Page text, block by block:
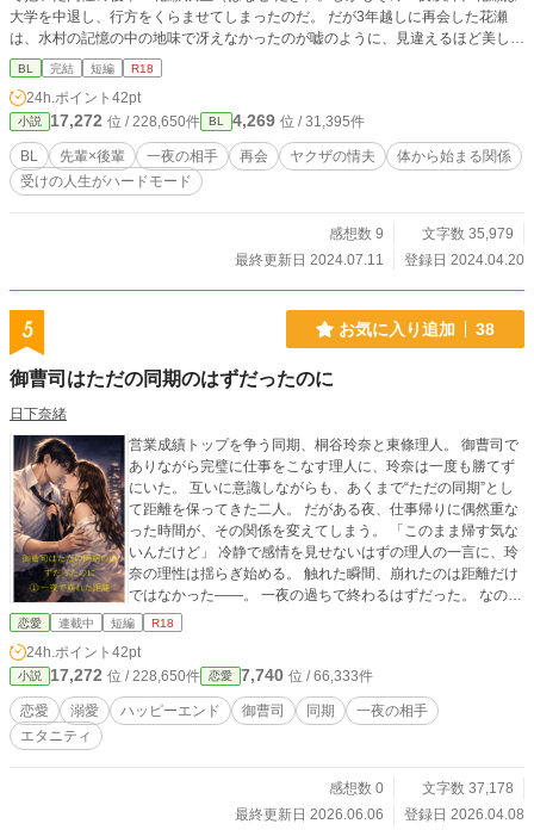
大学を中退し、行方をくらませてしまったのだ。 だが3年越しに再会した花瀬
は、水村の記憶の中の地味で冴えなかったのが嘘のように、見違えるほど美しく
洗練された姿に。しかも紆余曲折の末、裏の世界の人間の情人となっていた...。
過去、一夜を共にしただけの先輩と後輩が3年ぶりの再会は、偶然か必然か。 ※
数話で終わる激短編。
BL 完結 短編 R18
24h.ポイント 42pt
小説 17,272 位 / 228,650件 BL 4,269 位 / 31,395件
BL 先輩×後輩 一夜の相手 再会 ヤクザの情夫
体から始まる関係
受けの人生がハードモード
感想数 9
文字数 35,979
最終更新日 2024.07.11
登録日 2024.04.20
5 お気に入り追加 38
御曹司はただの同期のはずだったのに
日下奈緒
営業成績トップを争う同期、桐谷玲奈と東條理人。 御曹司で
ありながら完璧に仕事をこなす理人に、玲奈は一度も勝てず
にいた。 互いに意識しながらも、あくまで“ただの同期”とし
て距離を保ってきた二人。 だがある夜、仕事帰りに偶然重な
った時間が、その関係を変えてしまう。 「このまま帰す気な
いんだけど」 冷静で感情を見せないはずの理人の一言に、玲
奈の理性は揺らぎ始める。 触れた瞬間、崩れたのは距離だけ
ではなかった――。 一夜の過ちで終わるはずだった。 なの
に、あの夜から、彼の視線も、言葉も、すべてが変わってい
い。
恋愛 連載中 短編 R18
24h.ポイント 42pt
小説 17,272 位 / 228,650件 恋愛 7,740 位 / 66,333件
恋愛 溺愛 ハッピーエンド 御曹司 同期
一夜の相手
エタニティ
感想数 0
文字数 37,178
最終更新日 2026.06.06
登録日 2026.04.08